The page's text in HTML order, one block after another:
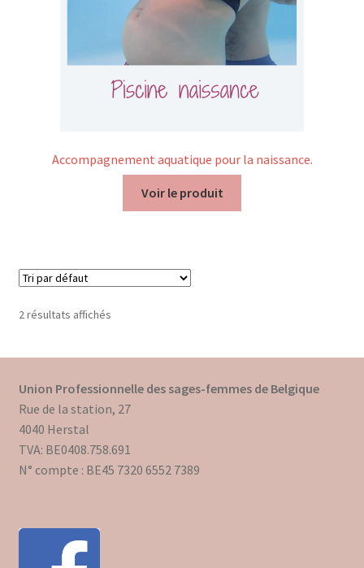
Formations Externes
Evénements
Trouver mon attestation
Accompagnement aquatique pour la naissance.
Voir le produit
2 résultats affichés
Union Professionnelle des sages-femmes de Belgique
Rue de la station, 27
4040 Herstal
TVA: BE0408.758.691
N° compte : BE45 7320 6552 7389